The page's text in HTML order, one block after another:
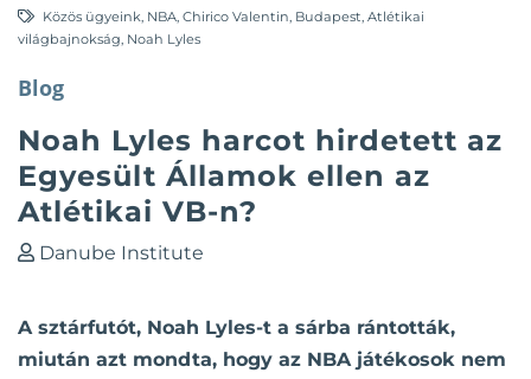
Közös ügyeink, NBA, Chirico Valentin, Budapest, Atlétikai
világbajnokság, Noah Lyles
Blog
Noah Lyles harcot hirdetett az
Egyesült Államok ellen az
Atlétikai VB-n?
Danube Institute
A sztárfutót, Noah Lyles-t a sárba rántották,
miután azt mondta, hogy az NBA játékosok nem